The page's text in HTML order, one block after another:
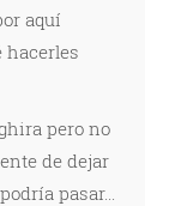
aquí
pero no
de dejar
pasar...